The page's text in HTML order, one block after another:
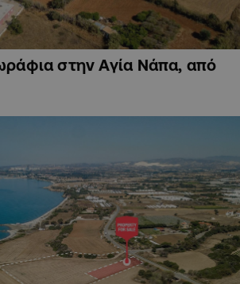
στην Αγία Νάπα, από